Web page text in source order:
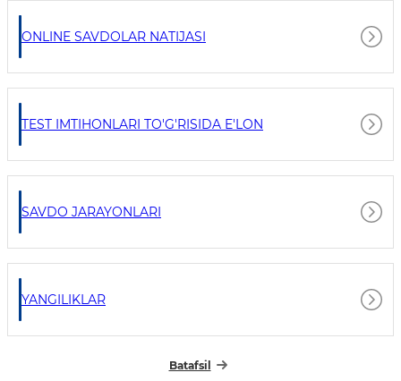
ONLINE SAVDOLAR NATIJASI
TEST IMTIHONLARI TO'G'RISIDA E'LON
SAVDO JARAYONLARI
YANGILIKLAR
Batafsil